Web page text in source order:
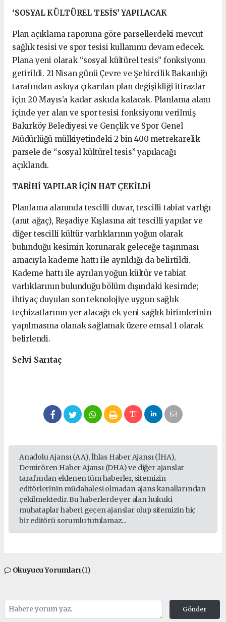
‘SOSYAL KÜLTÜREL TESİS’ YAPILACAK
Plan açıklama raporuna göre parsellerdeki mevcut
sağlık tesisi ve spor tesisi kullanımı devam edecek.
Plana yeni olarak “sosyal kültürel tesis” fonksiyonu
getirildi. 21 Nisan günü Çevre ve Şehircilik Bakanlığı
tarafından askıya çıkarılan plan değişikliği itirazlar
için 20 Mayıs’a kadar askıda kalacak. Planlama alanı
içinde yer alan ve spor tesisi fonksiyonu verilmiş
Bakırköy Belediyesi ve Gençlik ve Spor Genel
Müdürlüğü mülkiyetindeki 2 bin 400 metrekarelik
parsele de “sosyal kültürel tesis” yapılacağı
açıklandı.
TARİHİ YAPILAR İÇİN HAT ÇEKİLDİ
Planlama alanında tescilli duvar, tescilli tabiat varlığı
(anıt ağaç), Reşadiye Kışlasına ait tescilli yapılar ve
diğer tescilli kültür varlıklarının yoğun olarak
bulunduğu kesimin korunarak geleceğe taşınması
amacıyla kademe hattı ile ayrıldığı da belirtildi.
Kademe hattı ile ayrılan yoğun kültür ve tabiat
varlıklarının bulunduğu bölüm dışındaki kesimde;
ihtiyaç duyulan son teknolojiye uygun sağlık
teçhizatlarının yer alacağı ek yeni sağlık birimlerinin
yapılmasına olanak sağlamak üzere emsal 1 olarak
belirlendi.
Selvi Sarıtaç
Anadolu Ajansı (AA), İhlas Haber Ajansı (İHA),
Demirören Haber Ajansı (DHA) ve diğer ajanslar
tarafından eklenen tüm haberler, sitemizin
editörlerinin müdahalesi olmadan ajans kanallarından
çekilmektedir. Bu haberlerde yer alan hukuki
muhataplar haberi geçen ajanslar olup sitemizin hiç
bir editörü sorumlu tutulamaz...
Okuyucu Yorumları(1)
Gönder